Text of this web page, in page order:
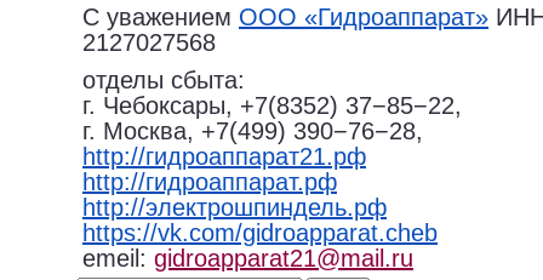
С уважением ООО «Гидроаппарат»
2127027568
отделы сбыта:
г. Чебоксары, +7(8352) 37−85−22,
г. Москва, +7(499) 390−76−28,
http://гидроаппарат21.рф
http://гидроаппарат.рф
http://электрошпиндель.рф
https://vk.com/gidroapparat.cheb
emeil: gidroapparat21@mail.ru